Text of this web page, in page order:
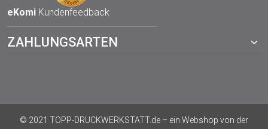
eKomi Kundenfeedback
ZAHLUNGSARTEN
© 2021 TOPP-DRUCKWERKSTATT.de – ein Webshop von der